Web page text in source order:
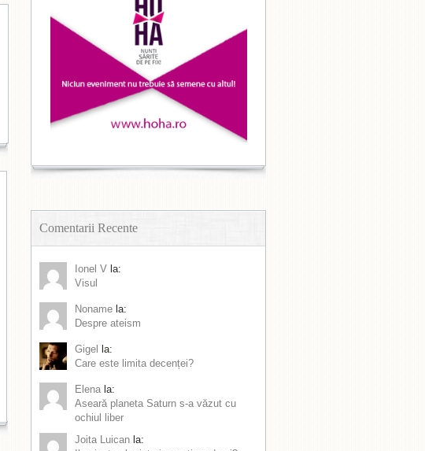
Comentarii Recente
Ionel V la:
Visul
Noname la:
Despre ateism
Gigel
la:
Care este limita decenței?
Elena la:
Aseară planeta Saturn s-a văzut cu
ochiul liber
Joita Luican la: